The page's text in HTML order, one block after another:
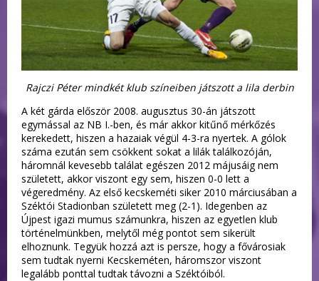
Rajczi Péter mindkét klub színeiben játszott a lila derbin
A két gárda először 2008. augusztus 30-án játszott
egymással az NB I.-ben, és már akkor kitűnő mérkőzés
kerekedett, hiszen a hazaiak végül 4-3-ra nyertek. A gólok
száma ezután sem csökkent sokat a lilák találkozóján,
háromnál kevesebb találat egészen 2012 májusáig nem
született, akkor viszont egy sem, hiszen 0-0 lett a
végeredmény. Az első kecskeméti siker 2010 márciusában a
Széktói Stadionban született meg (2-1). Idegenben az
Újpest igazi mumus számunkra, hiszen az egyetlen klub
történelmünkben, melytől még pontot sem sikerült
elhoznunk. Tegyük hozzá azt is persze, hogy a fővárosiak
sem tudtak nyerni Kecskeméten, háromszor viszont
legalább ponttal tudtak távozni a Széktóiból.